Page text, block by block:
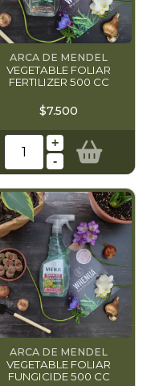
ARCA DE MENDEL
VEGETABLE FOLIAR
FERTILIZER 500 CC
$7.500
+
-
ARCA DE MENDEL
VEGETABLE FOLIAR
FUNGICIDE 500 CC